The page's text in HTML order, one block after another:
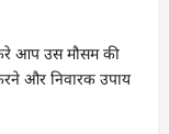
आप उस मौसम की
और निवारक उपाय